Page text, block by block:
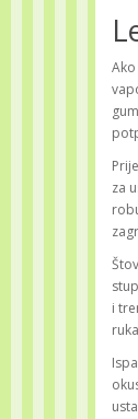
za
i